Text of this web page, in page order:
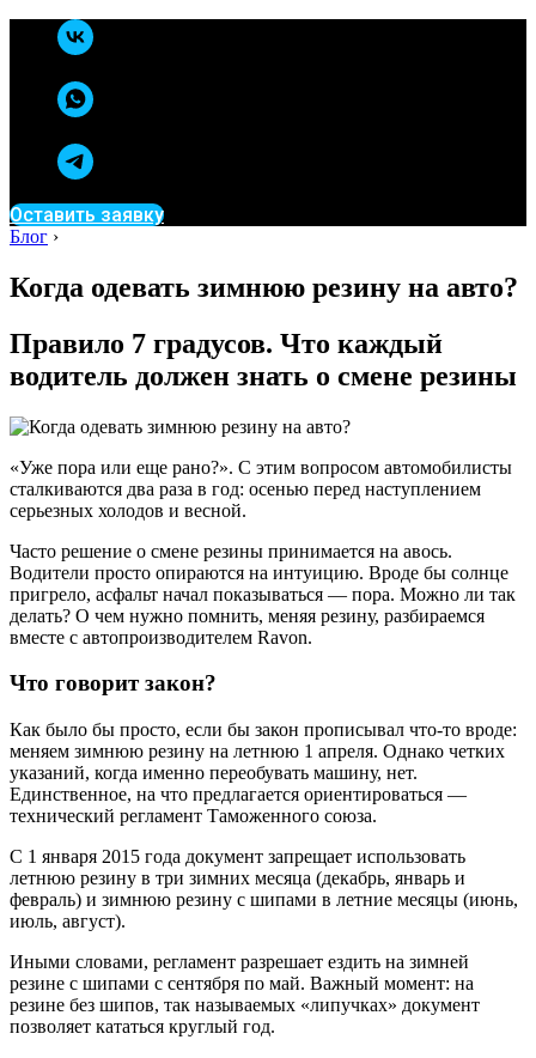
Оставить заявку
Блог ›
Когда одевать зимнюю резину на авто?
Правило 7 градусов. Что каждый
водитель должен знать о смене резины
«Уже пора или еще рано?». С этим вопросом автомобилисты
сталкиваются два раза в год: осенью перед наступлением
серьезных холодов и весной.
Часто решение о смене резины принимается на авось.
Водители просто опираются на интуицию. Вроде бы солнце
пригрело, асфальт начал показываться — пора. Можно ли так
делать? О чем нужно помнить, меняя резину, разбираемся
вместе с автопроизводителем Ravon.
Что говорит закон?
Как было бы просто, если бы закон прописывал что-то вроде:
меняем зимнюю резину на летнюю 1 апреля. Однако четких
указаний, когда именно переобувать машину, нет.
Единственное, на что предлагается ориентироваться —
технический регламент Таможенного союза.
С 1 января 2015 года документ запрещает использовать
летнюю резину в три зимних месяца (декабрь, январь и
февраль) и зимнюю резину с шипами в летние месяцы (июнь,
июль, август).
Иными словами, регламент разрешает ездить на зимней
резине с шипами с сентября по май. Важный момент: на
резине без шипов, так называемых «липучках» документ
позволяет кататься круглый год.